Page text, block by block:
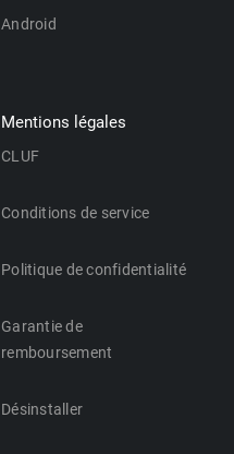
Android
Mentions légales
CLUF
Conditions de service
Politique de confidentialité
Garantie de
remboursement
Désinstaller